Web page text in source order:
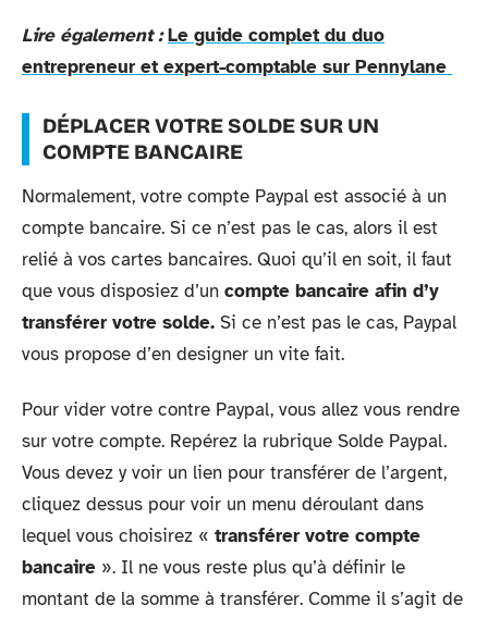
Lire également : Le guide complet du duo
entrepreneur et expert-comptable sur Pennylane
DÉPLACER VOTRE SOLDE SUR UN
COMPTE BANCAIRE
Normalement, votre compte Paypal est associé à un
compte bancaire. Si ce n’est pas le cas, alors il est
relié à vos cartes bancaires. Quoi qu’il en soit, il faut
que vous disposiez d’un compte bancaire afin d’y
transférer votre solde. Si ce n’est pas le cas, Paypal
vous propose d’en designer un vite fait.
Pour vider votre contre Paypal, vous allez vous rendre
sur votre compte. Repérez la rubrique Solde Paypal.
Vous devez y voir un lien pour transférer de l’argent,
cliquez dessus pour voir un menu déroulant dans
lequel vous choisirez « transférer votre compte
bancaire ». Il ne vous reste plus qu’à définir le
montant de la somme à transférer. Comme il s’agit de